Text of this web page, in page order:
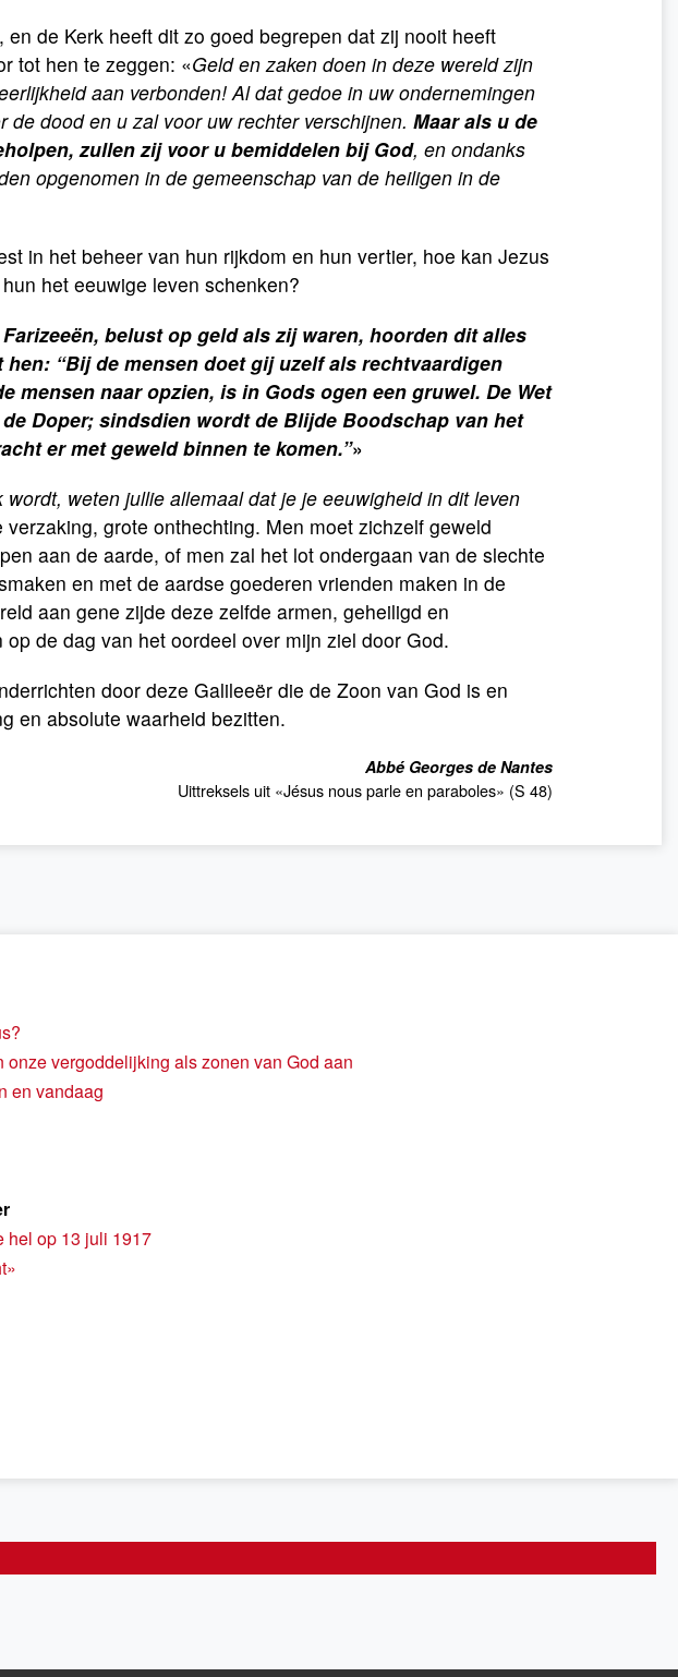
de Kerk heeft dit zo goed begrepen dat zij nooit heeft
tot hen te zeggen: «Geld en zaken doen in deze wereld zijn
aan verbonden! Al dat gedoe in uw ondernemingen
dood en u zal voor uw rechter verschijnen. Maar als u de
zullen zij voor u bemiddelen bij God, en ondanks
opgenomen in de gemeenschap van de heiligen in de
in het beheer van hun rijkdom en hun vertier, hoe kan Jezus
het eeuwige leven schenken?
Farizeeën, belust op geld als zij waren, hoorden dit alles
“Bij de mensen doet gij uzelf als rechtvaardigen
mensen naar opzien, is in Gods ogen een gruwel. De Wet
Doper; sindsdien wordt de Blijde Boodschap van het
er met geweld binnen te komen.”»
wordt, weten jullie allemaal dat je je eeuwigheid in dit leven
verzaking, grote onthechting. Men moet zichzelf geweld
aan de aarde, of men zal het lot ondergaan van de slechte
en met de aardse goederen vrienden maken in de
aan gene zijde deze zelfde armen, geheiligd en
de dag van het oordeel over mijn ziel door God.
door deze Galileeër die de Zoon van God is en
en absolute waarheid bezitten.
Abbé Georges de Nantes
Uittreksels uit «Jésus nous parle en paraboles» (S 48)
vergoddelijking als zonen van God aan
en vandaag
hel op 13 juli 1917